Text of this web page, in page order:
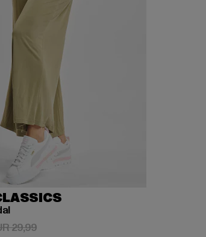
18,89
29,99Actieprijs: EUR 29,99